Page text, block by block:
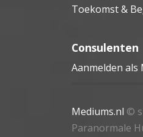
Toekomst &
Consulenten
Aanmelden als
Mediums.nl ©
Paranormale